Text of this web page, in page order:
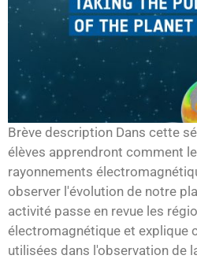
Brève description Dans cette
élèves apprendront comment
rayonnements
observer l'évolution de notre
activité passe en revue les
électromagnétique et explique
utilisées dans l'observation de